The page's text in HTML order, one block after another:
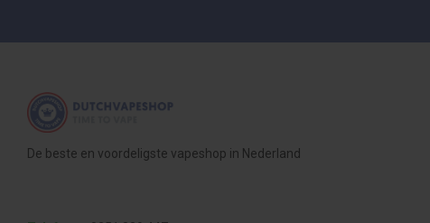
De beste en voordeligste vapeshop in Nederland